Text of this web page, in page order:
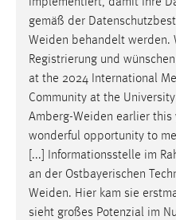
gemäß der
Weiden behandelt werden.
Registrierung und
at the 2024 International
Community at the
Amberg-Weiden earlier this
wonderful opportunity to
[...] Informationsstelle im
an der Ostbayerischen
Weiden. Hier kam sie
sieht großes Potenzial im
Zweck:
Für performante
gespeichert, ob man
Sprachpräferenz
Name:
site-language-preference
Zweck:
Das Cookie speichert die